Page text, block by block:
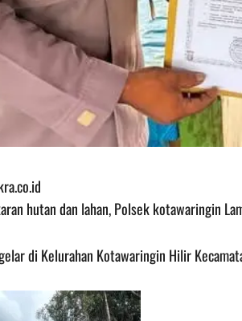
hutan dan lahan, Polsek kotawaringin
di Kelurahan Kotawaringin Hilir